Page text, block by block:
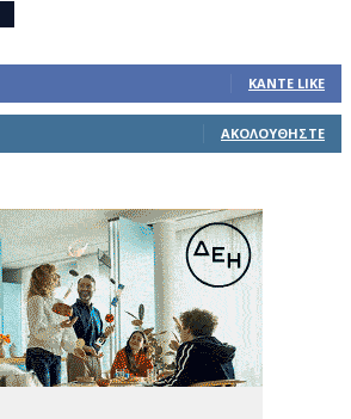
ΚΆΝΤΕ LIKE
ΑΚΟΛΟΥΘΉΣΤΕ